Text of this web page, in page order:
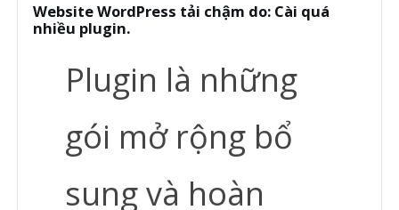
Website WordPress tải chậm do: Cài quá
nhiều plugin.
Plugin là những
gói mở rộng bổ
sung và hoàn